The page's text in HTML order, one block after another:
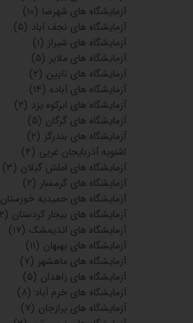
آزمایشگاه های شهرضا (۱۰)
آزمایشگاه های نجف آباد (۵)
آزمایشگاه های شیراز (۱)
آزمایشگاه های ملایر (۵)
آزمایشگاه های نایین (۲)
آزمایشگاه های آباده (۱۴)
آزمایشگاه های ابرکوه یزد (۲)
آزمایشگاه های گرگان (۵)
آزمایشگاه های بندرگز (۲)
اشنویه آذربایجان غربی (۴)
آزمایشگاه های املش گیلان (۳)
آزمایشگاه های گرمسار (۲)
آزمایشگاه های حمیدیه خوزستان
آزمایشگاه های بیجار کردستان (۲)
آزمایشگاه های اندیمشک (۱۷)
آزمایشگاه های بهبهان (۱۱)
آزمایشگاه های ماهشهر (۷)
آزمایشگاه های زاهدان (۵)
آزمایشگاه های خرم آباد (۸)
آزمایشگاه های برازجان (۷)